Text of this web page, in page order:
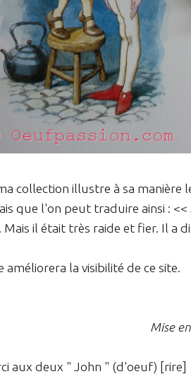
collection illustre à sa manière
que l'on peut traduire ainsi :
Mais il était très raide et fier. Il a
la visibilité de ce site.
Mise
aux deux " John " (d'oeuf) [rire]